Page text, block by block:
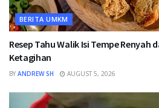
BERITA UMKM
Resep Tahu Walik Isi Tempe Renyah
Ketagihan
BY ANDREW SH AUGUST 5, 2026